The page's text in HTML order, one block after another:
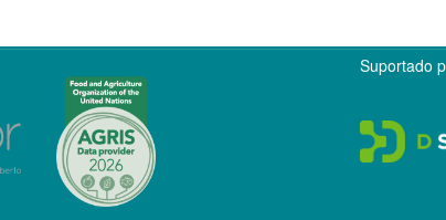
Suportado